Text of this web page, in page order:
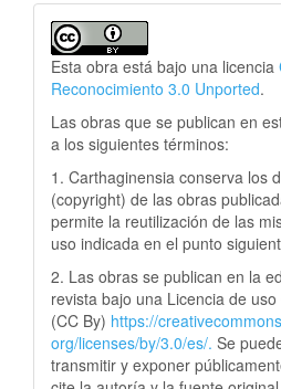
Esta obra está bajo una licencia
Reconocimiento 3.0 Unported.
Las obras que se publican en
a los siguientes términos:
1. Carthaginensia conserva los
(copyright) de las obras
permite la reutilización de las
uso indicada en el punto
2. Las obras se publican en la
revista bajo una Licencia de
(CC By) https://
org/licenses/by/3.0/es/. Se
transmitir y exponer